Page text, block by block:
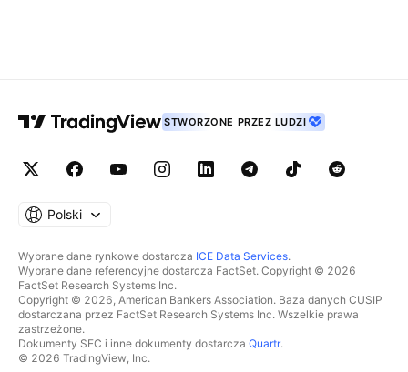
STWORZONE PRZEZ LUDZI
Polski
Wybrane dane rynkowe dostarcza ICE Data Services.
Wybrane dane referencyjne dostarcza FactSet. Copyright © 2026
FactSet Research Systems Inc.
Copyright © 2026, American Bankers Association. Baza danych CUSIP
dostarczana przez FactSet Research Systems Inc. Wszelkie prawa
zastrzeżone.
Dokumenty SEC i inne dokumenty dostarcza Quartr.
© 2026 TradingView, Inc.